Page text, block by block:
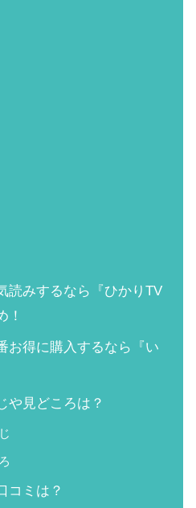
読みするなら『ひかりTV
！
お得に購入するなら『い
や見どころは？
コミは？